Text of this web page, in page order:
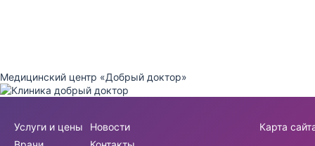
Медицинский центр «Добрый доктор»
Услуги и цены
Новости
Карта